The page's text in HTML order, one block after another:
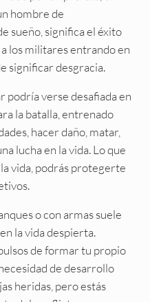
hombre de
sueño, significa el éxito
los militares entrando en
significar desgracia.
podría verse desafiada en
la batalla, entrenado
hacer daño, matar,
lucha en la vida. Lo que
vida, podrás protegerte
o con armas suele
la vida despierta.
de formar tu propio
de desarrollo
heridas, pero estás